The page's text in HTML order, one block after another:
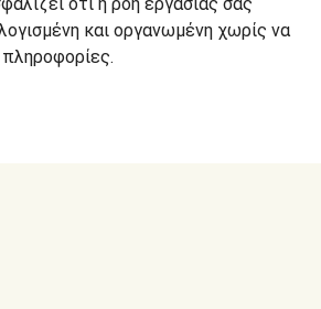
και οργανωμένη χωρίς να